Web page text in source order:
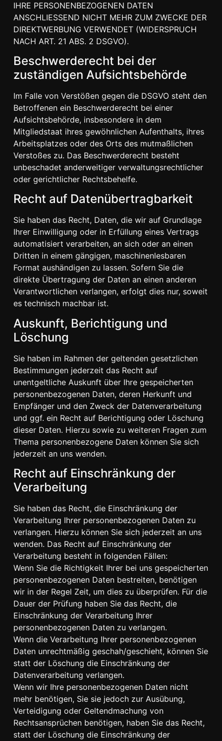
IHRE PERSONENBEZOGENEN DATEN
ANSCHLIESSEND NICHT MEHR ZUM ZWECKE DER
DIREKTWERBUNG VERWENDET (WIDERSPRUCH
NACH ART. 21 ABS. 2 DSGVO).
Beschwerde­recht bei der
zuständigen Aufsichts­behörde
Im Falle von Verstößen gegen die DSGVO steht den
Betroffenen ein Beschwerderecht bei einer
Aufsichtsbehörde, insbesondere in dem
Mitgliedstaat ihres gewöhnlichen Aufenthalts, ihres
Arbeitsplatzes oder des Orts des mutmaßlichen
Verstoßes zu. Das Beschwerderecht besteht
unbeschadet anderweitiger verwaltungsrechtlicher
oder gerichtlicher Rechtsbehelfe.
Recht auf Daten­übertrag­barkeit
Sie haben das Recht, Daten, die wir auf Grundlage
Ihrer Einwilligung oder in Erfüllung eines Vertrags
automatisiert verarbeiten, an sich oder an einen
Dritten in einem gängigen, maschinenlesbaren
Format aushändigen zu lassen. Sofern Sie die
direkte Übertragung der Daten an einen anderen
Verantwortlichen verlangen, erfolgt dies nur, soweit
es technisch machbar ist.
Auskunft, Berichtigung und
Löschung
Sie haben im Rahmen der geltenden gesetzlichen
Bestimmungen jederzeit das Recht auf
unentgeltliche Auskunft über Ihre gespeicherten
personenbezogenen Daten, deren Herkunft und
Empfänger und den Zweck der Datenverarbeitung
und ggf. ein Recht auf Berichtigung oder Löschung
dieser Daten. Hierzu sowie zu weiteren Fragen zum
Thema personenbezogene Daten können Sie sich
jederzeit an uns wenden.
Recht auf Einschränkung der
Verarbeitung
Sie haben das Recht, die Einschränkung der
Verarbeitung Ihrer personenbezogenen Daten zu
verlangen. Hierzu können Sie sich jederzeit an uns
wenden. Das Recht auf Einschränkung der
Verarbeitung besteht in folgenden Fällen:
Wenn Sie die Richtigkeit Ihrer bei uns gespeicherten
personenbezogenen Daten bestreiten, benötigen
wir in der Regel Zeit, um dies zu überprüfen. Für die
Dauer der Prüfung haben Sie das Recht, die
Einschränkung der Verarbeitung Ihrer
personenbezogenen Daten zu verlangen.
Wenn die Verarbeitung Ihrer personenbezogenen
Daten unrechtmäßig geschah/geschieht, können Sie
statt der Löschung die Einschränkung der
Datenverarbeitung verlangen.
Wenn wir Ihre personenbezogenen Daten nicht
mehr benötigen, Sie sie jedoch zur Ausübung,
Verteidigung oder Geltendmachung von
Rechtsansprüchen benötigen, haben Sie das Recht,
statt der Löschung die Einschränkung der